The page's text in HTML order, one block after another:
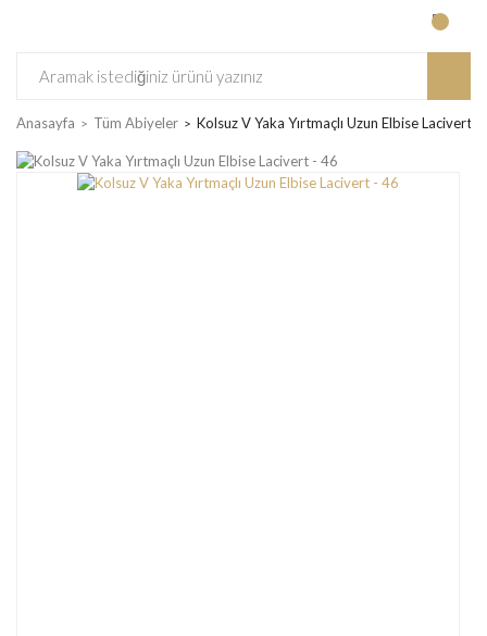
Anasayfa Tüm Abiyeler Kolsuz V Yaka Yırtmaçlı Uzun Elbise Lacivert -